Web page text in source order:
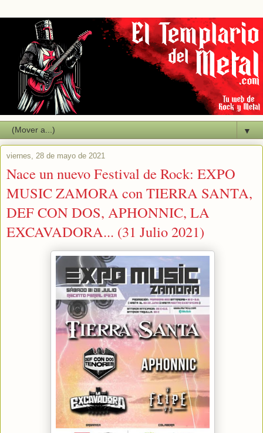
▼
viernes, 28 de mayo de 2021
Nace un nuevo Festival de Rock: EXPO
MUSIC ZAMORA con TIERRA SANTA,
DEF CON DOS, APHONNIC, LA
EXCAVADORA... (31 Julio 2021)